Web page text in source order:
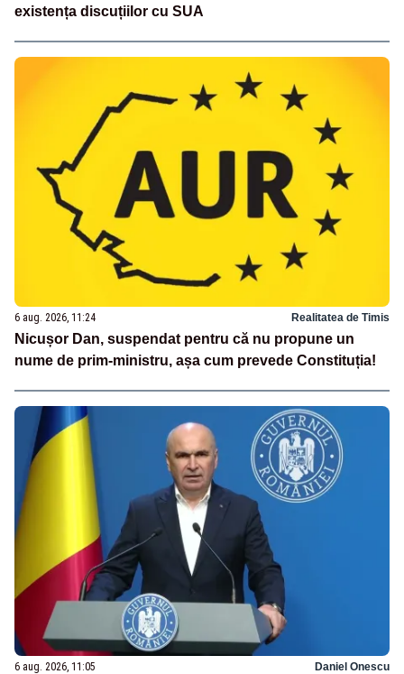
existența discuțiilor cu SUA
6 aug. 2026, 11:24 Realitatea de Timis
Nicușor Dan, suspendat pentru că nu propune un
nume de prim-ministru, așa cum prevede Constituția!
6 aug. 2026, 11:05 Daniel Onescu